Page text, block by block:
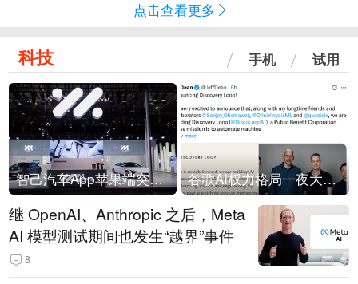
点击查看更多
科技 手机 试用
智己汽车App苹果端突然“下架” 谷歌AI权力格局一夜大洗牌
继 OpenAI、Anthropic 之后，Meta
AI 模型测试期间也发生“越界”事件
8